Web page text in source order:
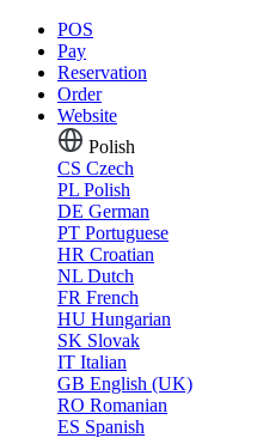
POS
Pay
Reservation
Order
Website
Polish
CS Czech
PL Polish
DE German
PT Portuguese
HR Croatian
NL Dutch
FR French
HU Hungarian
SK Slovak
IT Italian
GB English (UK)
RO Romanian
ES Spanish